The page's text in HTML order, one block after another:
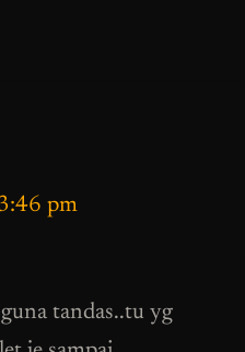
pm
tandas..tu yg